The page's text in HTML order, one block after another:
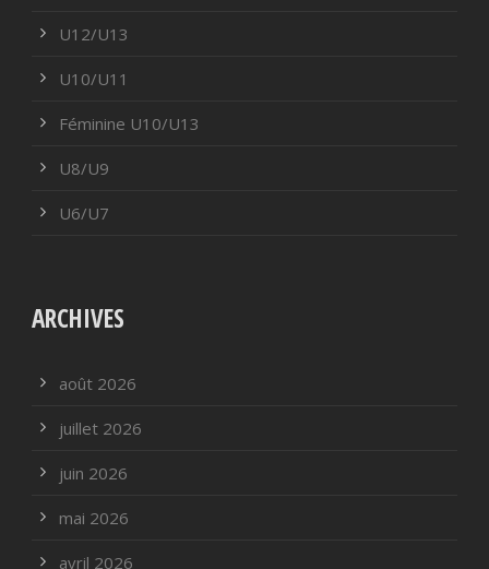
U12/U13
U10/U11
Féminine U10/U13
U8/U9
U6/U7
ARCHIVES
août 2026
juillet 2026
juin 2026
mai 2026
avril 2026